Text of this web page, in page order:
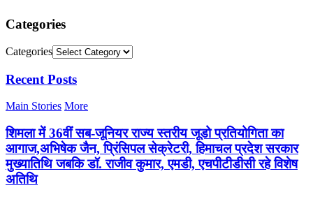
Categories
Categories
Recent Posts
Main Stories More
शिमला में 36वीं सब-जूनियर राज्य स्तरीय जूडो प्रतियोगिता का
आगाज,अभिषेक जैन, प्रिंसिपल सेक्रेटरी, हिमाचल प्रदेश सरकार
मुख्यातिथि जबकि डॉ. राजीव कुमार, एमडी, एचपीटीडीसी रहे विशेष
अतिथि